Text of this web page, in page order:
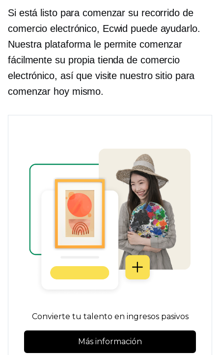
Si está listo para comenzar su recorrido de
comercio electrónico, Ecwid puede ayudarlo.
Nuestra plataforma le permite comenzar
fácilmente su propia tienda de comercio
electrónico, así que visite nuestro sitio para
comenzar hoy mismo.
Convierte tu talento en ingresos pasivos
Más información